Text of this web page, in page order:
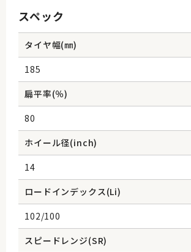
スペック
タイヤ幅(㎜)
185
扁平率(％)
80
ホイール径(inch)
14
ロードインデックス(Li)
102/100
スピードレンジ(SR)